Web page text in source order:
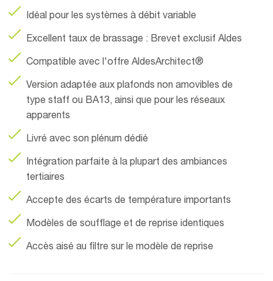
Idéal pour les systèmes à débit variable
Excellent taux de brassage : Brevet exclusif Aldes
Compatible avec l'offre AldesArchitect®
Version adaptée aux plafonds non amovibles de
type staff ou BA13, ainsi que pour les réseaux
apparents
Livré avec son plénum dédié
Intégration parfaite à la plupart des ambiances
tertiaires
Accepte des écarts de température importants
Modèles de soufflage et de reprise identiques
Accès aisé au filtre sur le modèle de reprise